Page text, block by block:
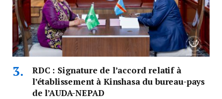
RDC : Signature de l’accord relatif à
l’établissement à Kinshasa du bureau-pays
de l’AUDA-NEPAD